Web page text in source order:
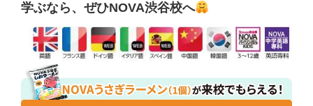
学ぶなら、ぜひNOVA渋谷校へ